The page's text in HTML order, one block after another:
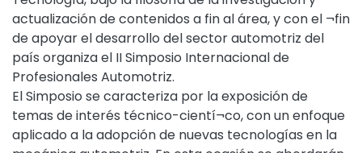
actualización de contenidos a fin al área, y con el ¬fin
de apoyar el desarrollo del sector automotriz del
país organiza el II Simposio Internacional de
Profesionales Automotriz.
El Simposio se caracteriza por la exposición de
temas de interés técnico-cientí¬co, con un enfoque
aplicado a la adopción de nuevas tecnologías en la